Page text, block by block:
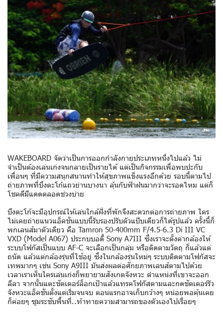
WAKEBOARD จัดว่าเป็นการออกกำลังกายประเภทหนึ่งไปแล้ว ไม่
จำเป็นต้องเล่นเก่งจนกลายเป็นรายได้ แต่เป็นกิจกรรมเพื่อพบปะกับ
เพื่อนๆ ที่มีความสนุกสนานทำให้สุขภาพแข็งแรงอีกด้วย รอบนี้ตามไป
ถ่ายภาพที่บึงตะโก้แถวย่านบางนา ลุ้นกับฟ้าฝนมากว่าจะรอดไหม แต่ก็
โชคดีมีแดดตลอดช่วงบ่าย
บึงตะโก้จะมีอุปกรณ์ให้เล่นใกล้ฝั่งที่พักจึงสะดวกต่อการถ่ายภาพ ใคร
ไม่เคยถ่ายแนวแอ็คชั่นแบบนี้รับรองปรับตัวแป๊บเดียวก็ได้รูปแล้ว ครั้งนี้ก็
พกเลนส์มาตัวเดียว คือ Tamron 50-400mm F/4.5-6.3 Di III VC
VXD (Model A067) ประกบบอดี้ Sony A7III ซึ่งเราจะตั้งค่ากล้องให้
ระบบโฟกัสเป็นแบบ AF-C จะเลือกเป็นกลุ่ม หรือติดตามวัตถุ ก็แล้วแต่
ถนัด แล้วแต่กล้องรุ่นที่ใช้อยู่ ซึ่งในกล้องรุ่นใหม่ๆ ระบบติดตามโฟกัสจะ
เทพมากๆ เช่น Sony A9III มันส่งผลต่อศักยภาพเลนส์ตามไปด้วย
เวลาเราเห็นใครเล่นเก่งก็พยายามสังเกตจังหวะ ตำแหน่งที่เขาจะออก
ลีลา จากนั้นแตะชัตเตอร์ล็อกเป้าแล้วแทรคโฟกัสตามและกดชัตเตอร์รัว
จังหวะแอ็คชั่นตั้งแต่เริ่มจนจบ ตอนแรกอาจเก็บกว้างๆ หน่อยพอคุ้นเคย
ก็ค่อยๆ ซูมระชับพื้นที่..ท้าทายความสามารถของตัวเองไปเรื่อยๆ